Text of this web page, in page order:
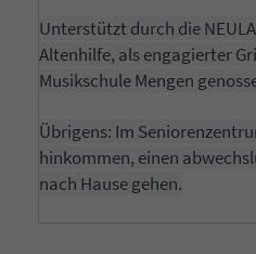
Unterstützt durch die
Altenhilfe, als engagierter
Musikschule Mengen
Übrigens: Im
hinkommen, einen
nach Hause gehen.